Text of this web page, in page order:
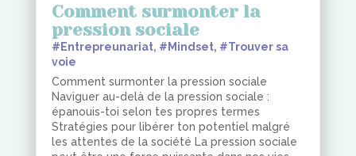
Comment surmonter la
pression sociale
#Entrepreunariat, #Mindset, #Trouver sa
voie
Comment surmonter la pression sociale
Naviguer au-delà de la pression sociale :
épanouis-toi selon tes propres termes
Stratégies pour libérer ton potentiel malgré
les attentes de la société La pression sociale